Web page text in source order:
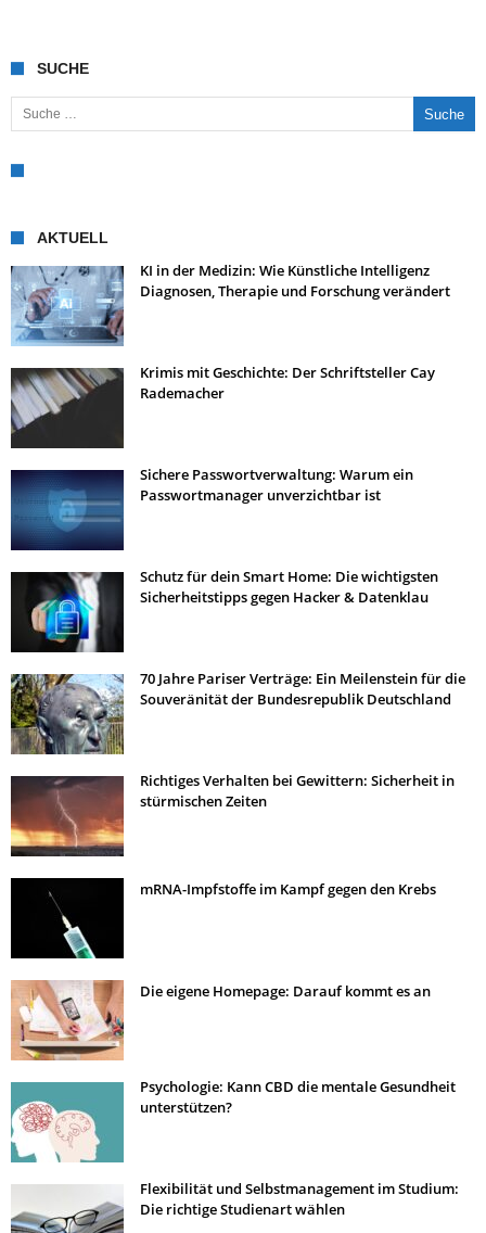
SUCHE
Suche nach:
AKTUELL
KI in der Medizin: Wie Künstliche Intelligenz
Diagnosen, Therapie und Forschung verändert
Krimis mit Geschichte: Der Schriftsteller Cay
Rademacher
Sichere Passwortverwaltung: Warum ein
Passwortmanager unverzichtbar ist
Schutz für dein Smart Home: Die wichtigsten
Sicherheitstipps gegen Hacker & Datenklau
70 Jahre Pariser Verträge: Ein Meilenstein für die
Souveränität der Bundesrepublik Deutschland
Richtiges Verhalten bei Gewittern: Sicherheit in
stürmischen Zeiten
mRNA-Impfstoffe im Kampf gegen den Krebs
Die eigene Homepage: Darauf kommt es an
Psychologie: Kann CBD die mentale Gesundheit
unterstützen?
Flexibilität und Selbstmanagement im Studium:
Die richtige Studienart wählen